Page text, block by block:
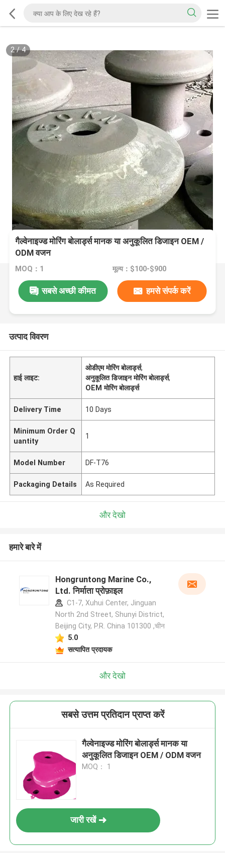
2/4
गैल्वेनाइज्ड मोरिंग बोलार्ड्स मानक या अनुकूलित डिजाइन OEM /
ODM वजन
MOQ：1 मूल्य：$100-$900
सबसे अच्छी कीमत हमसे संपर्क करें
उत्पाद विवरण
हाई लाइट:
ओडीएम मोरिंग बोलार्ड्स,
अनुकूलित डिजाइन मोरिंग बोलार्ड्स,
OEM मोरिंग बोलार्ड्स
Delivery Time 10 Days
Minimum Order Q
uantity
1
Model Number DF-T76
Packaging Details As Required
और देखो
हमारे बारे में
Hongruntong Marine Co.,
Ltd. निर्माता प्रोफ़ाइल
C1-7, Xuhui Center, Jinguan
North 2nd Street, Shunyi District,
Beijing City, P.R. China 101300 ,चीन
5.0
सत्यापित प्रदायक
और देखो
सबसे उत्तम प्रतिदान प्राप्त करें
गैल्वेनाइज्ड मोरिंग बोलार्ड्स मानक या
अनुकूलित डिजाइन OEM / ODM वजन
MOQ： 1
जारी रखें